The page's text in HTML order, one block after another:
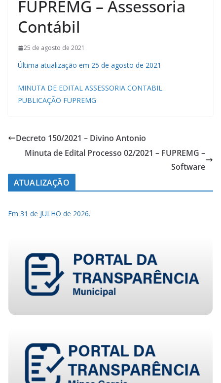
FUPREMG – Assessoria
Contábil
25 de agosto de 2021
Última atualização em 25 de agosto de 2021
MINUTA DE EDITAL ASSESSORIA CONTABIL
PUBLICAÇÃO FUPREMG
Decreto 150/2021 – Divino Antonio
Minuta de Edital Processo 02/2021 – FUPREMG –
Software
ATUALIZAÇÃO
Em 31 de JULHO de 2026.